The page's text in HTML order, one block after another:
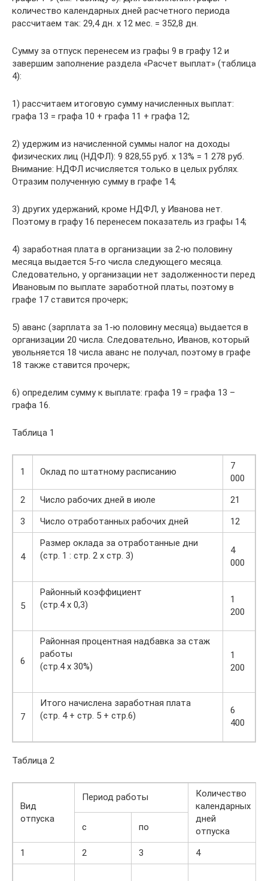
количество календарных дней расчетного периода
рассчитаем так: 29,4 дн. х 12 мес. = 352,8 дн.
Сумму за отпуск перенесем из графы 9 в графу 12 и
завершим заполнение раздела «Расчет выплат» (таблица
4):
1) рассчитаем итоговую сумму начисленных выплат:
графа 13 = графа 10 + графа 11 + графа 12;
2) удержим из начисленной суммы налог на доходы
физических лиц (НДФЛ): 9 828,55 руб. х 13% = 1 278 руб.
Внимание: НДФЛ исчисляется только в целых рублях.
Отразим полученную сумму в графе 14;
3) других удержаний, кроме НДФЛ, у Иванова нет.
Поэтому в графу 16 перенесем показатель из графы 14;
4) заработная плата в организации за 2-ю половину
месяца выдается 5-го числа следующего месяца.
Следовательно, у организации нет задолженности перед
Ивановым по выплате заработной платы, поэтому в
графе 17 ставится прочерк;
5) аванс (зарплата за 1-ю половину месяца) выдается в
организации 20 числа. Следовательно, Иванов, который
увольняется 18 числа аванс не получал, поэтому в графе
18 также ставится прочерк;
6) определим сумму к выплате: графа 19 = графа 13 –
графа 16.
Таблица 1
1 Оклад по штатному расписанию
7
000
2
Число рабочих дней в июле
21
3
Число отработанных рабочих дней 12
4
Размер оклада за отработанные дни
(стр. 1 : стр. 2 х стр. 3)
4
000
5
Районный коэффициент
(стр.4 х 0,3)
1
200
6
Районная процентная надбавка за стаж
работы
(стр.4 х 30%)
1
200
7
Итого начислена заработная плата
(стр. 4 + стр. 5 + стр.6)
6
400
Таблица 2
Вид
отпуска
Период работы
Количество
календарных
дней
отпуска
с по
1 2 3 4